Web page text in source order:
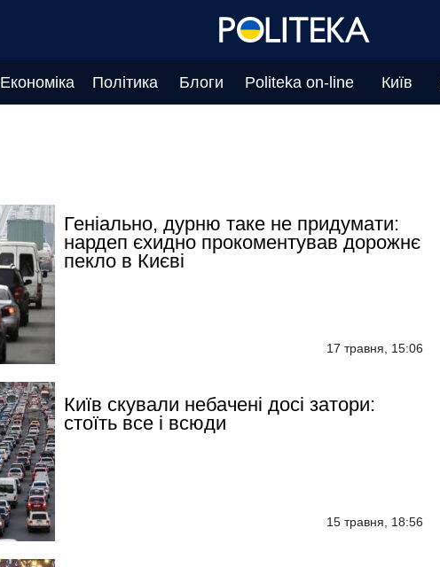
Економіка Політика Блоги Politeka on-line Київ
Геніально, дурню таке не придумати:
нардеп єхидно прокоментував дорожнє
пекло в Києві
17 травня, 15:06
Київ скували небачені досі затори:
стоїть все і всюди
15 травня, 18:56